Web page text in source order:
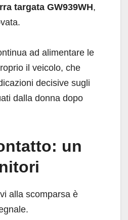
targata GW939WH,
ad alimentare le
il veicolo, che
decisive sugli
dalla donna dopo
un
alla scomparsa è